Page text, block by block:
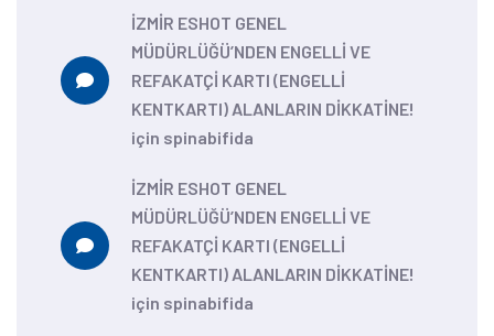
İZMİR ESHOT GENEL
MÜDÜRLÜĞÜ’NDEN ENGELLİ VE
REFAKATÇİ KARTI (ENGELLİ
KENTKARTI) ALANLARIN DİKKATİNE!
için spinabifida
İZMİR ESHOT GENEL
MÜDÜRLÜĞÜ’NDEN ENGELLİ VE
REFAKATÇİ KARTI (ENGELLİ
KENTKARTI) ALANLARIN DİKKATİNE!
için spinabifida